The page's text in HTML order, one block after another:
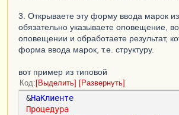
ПоместитьВоВременноеХранилище(
Новый УникальныйИдентификатор);
Возврат АдресМарок;
КонецФункции
3. Открываете эту форму ввода марок
обязательно указываете оповещение,
оповещении и обработаете результат,
форма ввода марок, т.е. структуру.
вот пример из типовой
Код Выделить Развернуть
&НаКлиенте
Процедура